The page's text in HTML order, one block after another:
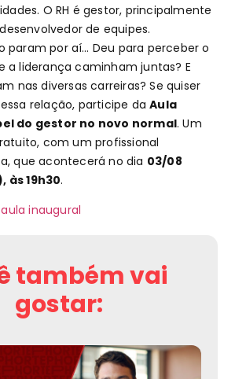
O RH é gestor, principalmente
de equipes.
param por aí… Deu para perceber o
a liderança caminham juntas? E
nas diversas carreiras? Se quiser
relação, participe daAula
do gestor no novo normal. Um
com um profissional
que acontecerá no dia 03/08
19h30.
também vai
gostar: